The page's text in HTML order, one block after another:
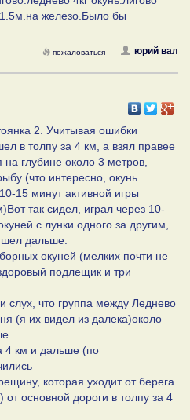
1.5м.на железо.Было бы
юрий вал
пожаловаться
2. Учитывая ошибки
в толпу за 4 км, а взял правее
глубине около 3 метров,
(что интересно, окунь
15 минут активной игры
так сидел, играл через 10-
с лунки одного за другим,
дальше.
окуней (мелких почти не
подлещик и три
слух, что группа между Леднево
(я их видел из далека)около
4 км и дальше (по
которая уходит от берега
основной дороги в толпу за 4